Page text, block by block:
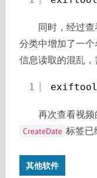
同时，经过
分类中增加了一个
信息读取的混乱，
1 exiftool
再次查看视频
CreateDate 标签已
其他软件